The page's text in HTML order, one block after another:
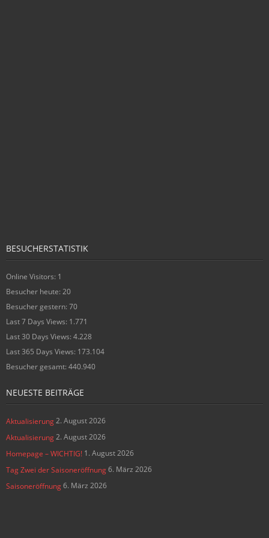
BESUCHERSTATISTIK
Online Visitors: 1
Besucher heute: 20
Besucher gestern: 70
Last 7 Days Views: 1.771
Last 30 Days Views: 4.228
Last 365 Days Views: 173.104
Besucher gesamt: 440.940
NEUESTE BEITRÄGE
Aktualisierung2. August 2026
Aktualisierung2. August 2026
Homepage – WICHTIG! 1. August 2026
Tag Zwei der Saisoneröffnung6. März 2026
Saisoneröffnung6. März 2026